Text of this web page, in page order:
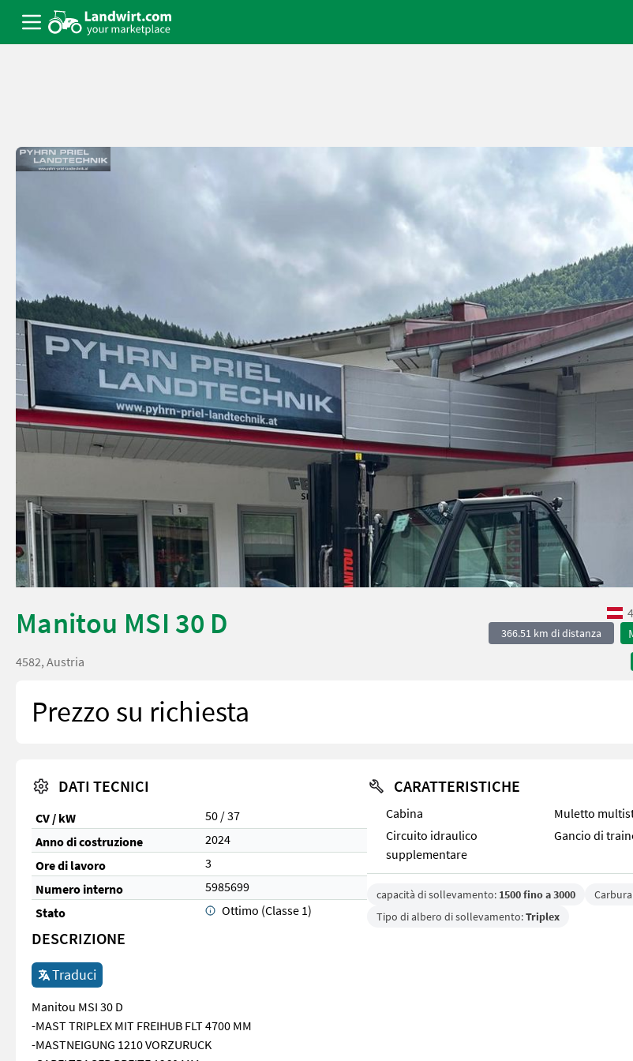
Manitou MSI 30 D 366.51 km di distanza
4582, Austria
Prezzo su richiesta
DATI TECNICI
CV / kW
50 / 37
Anno di costruzione
2024
Ore di lavoro
3
Numero interno
5985699
Stato
Ottimo (Classe 1)
CARATTERISTICHE
Cabina
Muletto
Circuito idraulico
supplementare
Gancio di
capacità di sollevamento: 1500 fino a 3000
Tipo di albero di sollevamento:Triplex
DESCRIZIONE
Traduci
Manitou MSI 30 D
-MAST TRIPLEX MIT FREIHUB FLT 4700 MM
-MASTNEIGUNG 1210 VORZURUCK